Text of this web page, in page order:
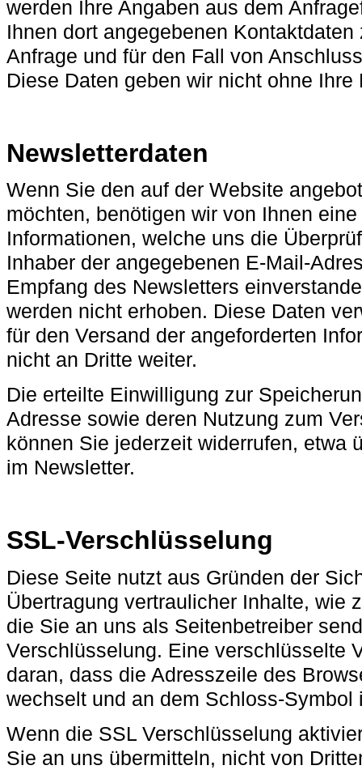
werden Ihre Angaben aus dem
Ihnen dort angegebenen
Anfrage und für den Fall von
Diese Daten geben wir nicht ohne Ihre
Newsletterdaten
Wenn Sie den auf der Website
möchten, benötigen wir von Ihnen
Informationen, welche uns die
Inhaber der angegebenen E-Mail-
Empfang des Newsletters
werden nicht erhoben. Diese Daten
für den Versand der angeforderten
nicht an Dritte weiter.
Die erteilte Einwilligung zur
Adresse sowie deren Nutzung zum
können Sie jederzeit widerrufen, etwa
im Newsletter.
SSL-Verschlüsselung
Diese Seite nutzt aus Gründen der
Übertragung vertraulicher Inhalte, wie
die Sie an uns als Seitenbetreiber
Verschlüsselung. Eine verschlüsselte
daran, dass die Adresszeile des
wechselt und an dem Schloss-Symbol
Wenn die SSL Verschlüsselung
Sie an uns übermitteln, nicht von